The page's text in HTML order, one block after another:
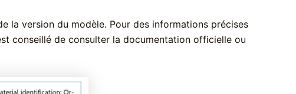
la version du modèle. Pour des informations précises
conseillé de consulter la documentation officielle ou